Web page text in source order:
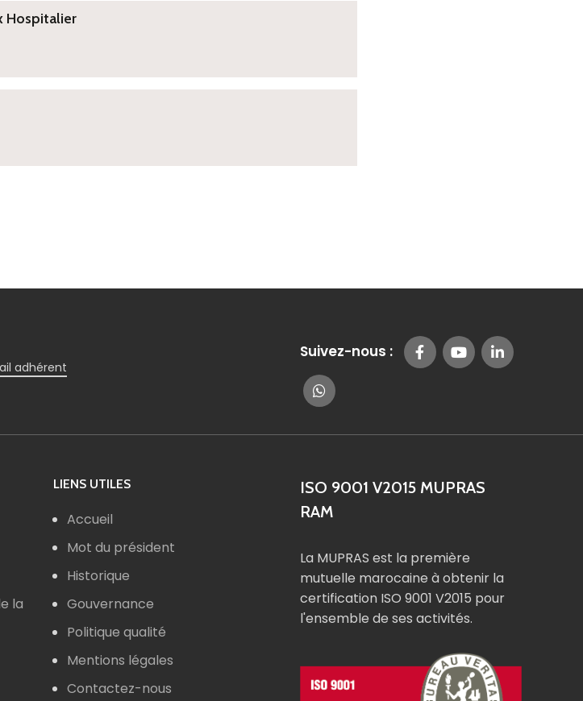
Hospitalier
adhérent
Suivez-nous :
la
LIENS UTILES
Accueil
Mot du président
Historique
Gouvernance
Politique qualité
Mentions légales
Contactez-nous
ISO 9001 V2015 MUPRAS
RAM
La MUPRAS est la première
mutuelle marocaine à obtenir la
certification ISO 9001 V2015 pour
l'ensemble de ses activités.